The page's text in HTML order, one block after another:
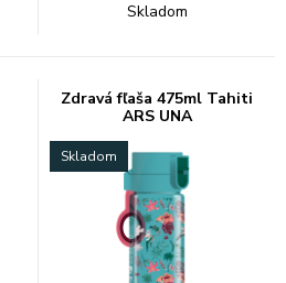
Skladom
Zdravá fľaša 475ml Tahiti
ARS UNA
Skladom